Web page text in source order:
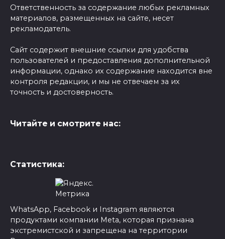
Ответственность за содержание любых рекламных
материалов, размещенных на сайте, несет
рекламодатель.
Сайт содержит внешние ссылки для удобства
пользователей и предоставления дополнительной
информации, однако их содержание находится вне
контроля редакции, и мы не отвечаем за их
точность и достоверность.
Читайте и смотрите нас:
Статистика:
WhatsApp, Facebook и Instagram являются
продуктами компании Meta, которая признана
экстремистской и запрещена на территории